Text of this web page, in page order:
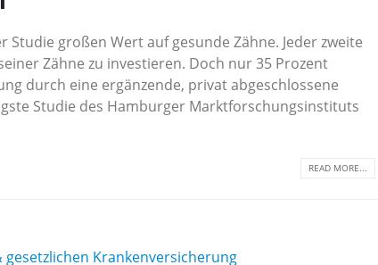
großen Wert auf gesunde Zähne. Jeder zweite
Zähne zu investieren. Doch nur 35 Prozent
durch eine ergänzende, privat abgeschlossene
Studie des Hamburger Marktforschungsinstituts
READ MORE...